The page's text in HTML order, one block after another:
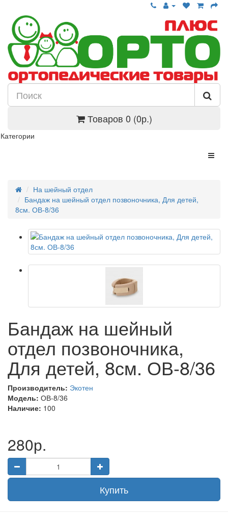
Товаров 0 (0р.)
Категории
На шейный отдел
Бандаж на шейный отдел позвоночника, Для детей,
8см. ОВ-8/36
Бандаж на шейный
отдел позвоночника,
Для детей, 8см. ОВ-8/36
Производитель: Экотен
Модель: ОВ-8/36
Наличие: 100
280р.
Купить